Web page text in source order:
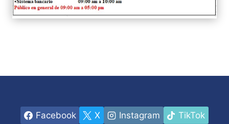
Facebook X Instagram TikTok